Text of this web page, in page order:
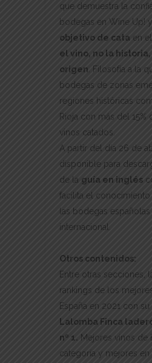
que demuestra la
bodegas en Wine Up!
objetivo de cata en
el vino, no la
origen . Filosofía a la
bodegas de zonas
regiones históricas
Rioja con más del 15%
vinos catados.
A partir del día 26 de
disponible para
de la guía en inglés
facilita el
las bodegas
internacional.
Otros contenidos:
Entre otras secciones,
rankings de los
España en 2021 con su
Lalomba Finca
nº 1. Mejores vinos de
categoría y mejores en